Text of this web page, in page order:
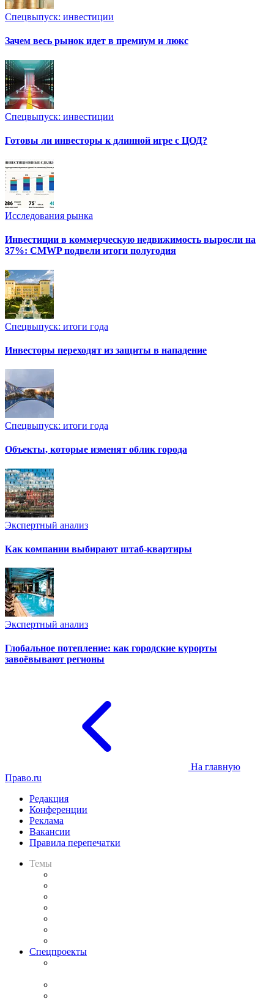
Спецвыпуск: инвестиции
Зачем весь рынок идет в премиум и люкс
Спецвыпуск: инвестиции
Готовы ли инвесторы к длинной игре с ЦОД?
Исследования рынка
Инвестиции в коммерческую недвижимость выросли на
37%: CMWP подвели итоги полугодия
Спецвыпуск: итоги года
Инвесторы переходят из защиты в нападение
Спецвыпуск: итоги года
Объекты, которые изменят облик города
Экспертный анализ
Как компании выбирают штаб-квартиры
Экспертный анализ
Глобальное потепление: как городские курорты
завоёвывают регионы
На главную
Право.ru
Редакция
Конференции
Реклама
Вакансии
Правила перепечатки
Темы
Спецпроекты